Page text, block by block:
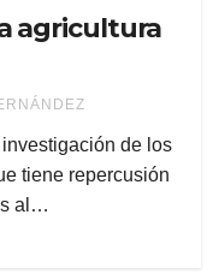
agricultura
de los
tiene repercusión
al…